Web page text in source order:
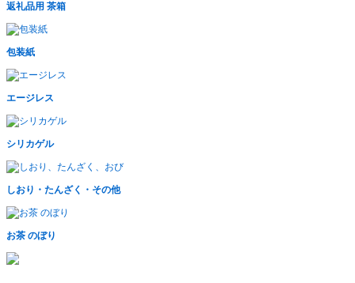
返礼品用 茶箱
包装紙
エージレス
シリカゲル
しおり・たんざく・その他
お茶 のぼり